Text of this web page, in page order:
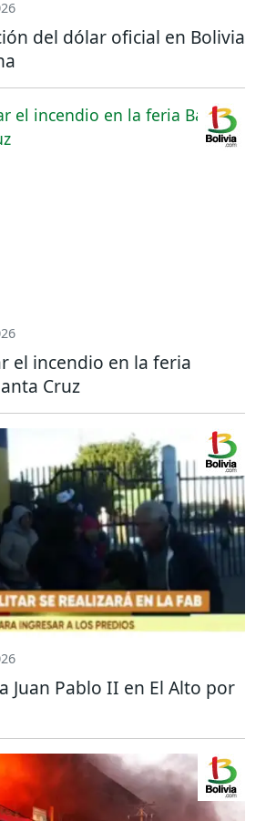
del dólar oficial en Bolivia
el incendio en la feria
Cruz
Juan Pablo II en El Alto por